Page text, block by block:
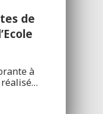
de
à
réalisé…